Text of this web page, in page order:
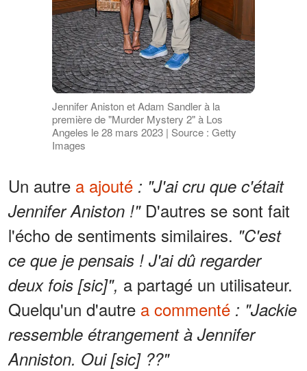
Jennifer Aniston et Adam Sandler à la
première de "Murder Mystery 2" à Los
Angeles le 28 mars 2023 | Source : Getty
Images
Un autre a ajouté : "J'ai cru que c'était
Jennifer Aniston !"D'autres se sont fait
l'écho de sentiments similaires. "C'est
ce que je pensais ! J'ai dû regarder
deux fois [sic]", a partagé un utilisateur.
Quelqu'un d'autre a commenté : "Jackie
ressemble étrangement à Jennifer
Anniston. Oui [sic] ??"